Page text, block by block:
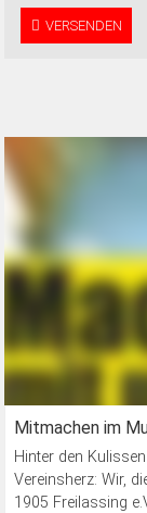
VERSENDEN
Mitmachen im
Hinter den
Vereinsherz: Wir,
1905 Freilassing